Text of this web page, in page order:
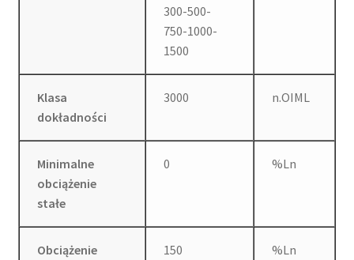
300-500-
750-1000-
1500
Klasa
dokładności
3000 n.OIML
Minimalne
obciążenie
stałe
0 %Ln
Obciążenie
150 %Ln